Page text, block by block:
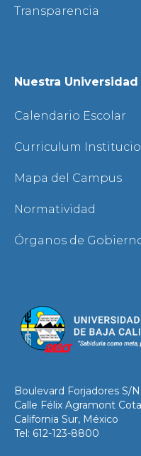
Transparencia
Nuestra Universidad
Calendario Escolar
Curriculum
Mapa del Campus
Normatividad
Órganos de
Boulevard Forjadores S/
Calle Félix Agramont
California Sur, México
Tel: 612-123-8800